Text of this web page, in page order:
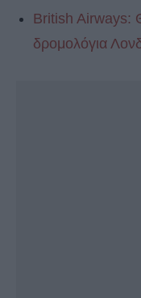
British Airways:
δρομολόγια